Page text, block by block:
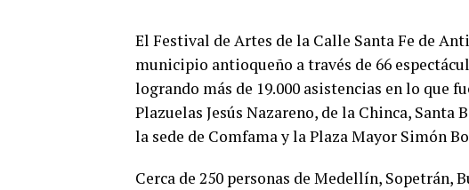
El Festival de Artes de la Calle Santa Fe de
municipio antioqueño a través de 66
logrando más de 19.000 asistencias en lo que
Plazuelas Jesús Nazareno, de la Chinca,
la sede de Comfama y la Plaza Mayor Simón
Cerca de 250 personas de Medellín,